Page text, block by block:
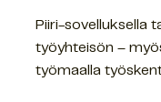
Piiri-sovelluksella
työyhteisön –
työmaalla